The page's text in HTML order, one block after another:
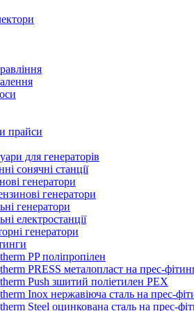
прайси
для генераторів
сонячні станції
генератори
генератори
генератори
електростанції
генератори
PP поліпропілен
PRESS металопласт на прес-
Push зшитий поліетилен PEX
Inox нержавіюча сталь на прес-
Steel оцинкована сталь на прес-